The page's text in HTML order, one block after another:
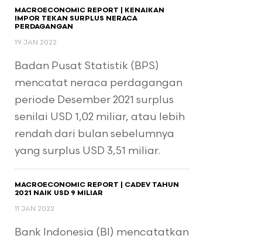
MACROECONOMIC REPORT | KENAIKAN
IMPOR TEKAN SURPLUS NERACA
PERDAGANGAN
19 JAN 2022
Badan Pusat Statistik (BPS)
mencatat neraca perdagangan
periode Desember 2021 surplus
senilai USD 1,02 miliar, atau lebih
rendah dari bulan sebelumnya
yang surplus USD 3,51 miliar.
MACROECONOMIC REPORT | CADEV TAHUN
2021 NAIK USD 9 MILIAR
11 JAN 2022
Bank Indonesia (BI) mencatatkan